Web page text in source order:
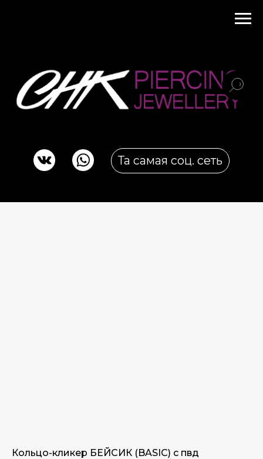
Кольцо-кликер БЕЙСИК (BASIC) с пвд